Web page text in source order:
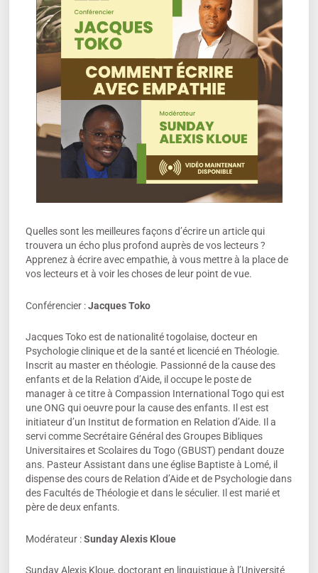
Quelles sont les meilleures façons d’écrire un article qui
trouvera un écho plus profond auprès de vos lecteurs ?
Apprenez à écrire avec empathie, à vous mettre à la place de
vos lecteurs et à voir les choses de leur point de vue.
Conférencier :Jacques Toko
Jacques Toko est de nationalité togolaise, docteur en
Psychologie clinique et de la santé et licencié en Théologie.
Inscrit au master en théologie. Passionné de la cause des
enfants et de la Relation d’Aide, il occupe le poste de
manager à ce titre à Compassion International Togo qui est
une ONG qui oeuvre pour la cause des enfants. Il est est
initiateur d’un Institut de formation en Relation d’Aide. Il a
servi comme Secrétaire Général des Groupes Bibliques
Universitaires et Scolaires du Togo (GBUST) pendant douze
ans. Pasteur Assistant dans une église Baptiste à Lomé, il
dispense des cours de Relation d’Aide et de Psychologie dans
des Facultés de Théologie et dans le séculier. Il est marié et
père de deux enfants.
Modérateur :Sunday Alexis Kloue
Sunday Alexis Kloue, doctorant en linguistique à l’Université